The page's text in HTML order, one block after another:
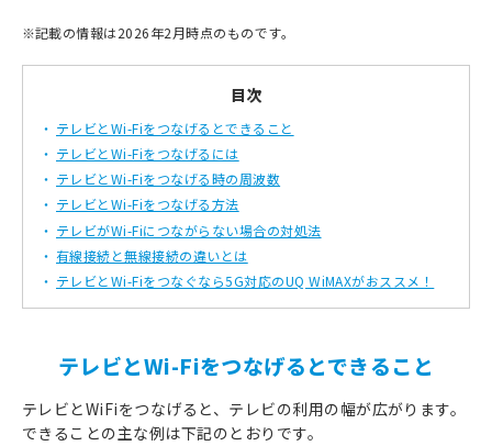
※記載の情報は2026年2月時点のものです。
目次
テレビとWi-Fiをつなげるとできること
テレビとWi-Fiをつなげるには
テレビとWi-Fiをつなげる時の周波数
テレビとWi-Fiをつなげる方法
テレビがWi-Fiにつながらない場合の対処法
有線接続と無線接続の違いとは
テレビとWi-Fiをつなぐなら5G対応のUQ WiMAXがおススメ！
テレビとWi-Fiをつなげるとできること
テレビとWiFiをつなげると、テレビの利用の幅が広がります。
できることの主な例は下記のとおりです。